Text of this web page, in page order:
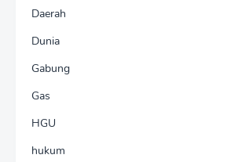
Daerah
Dunia
Gabung
Gas
HGU
hukum